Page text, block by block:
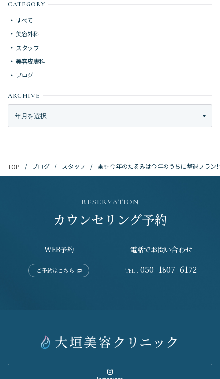
CATEGORY
すべて
美容外科
スタッフ
美容皮膚科
ブログ
ARCHIVE
TOP ブログ スタッフ 🎄✨ 今年のたるみは今年のうちに撃退プラン！
RESERVATION
カウンセリング予約
WEB予約
ご予約はこちら
電話でお問い合わせ
TEL． 050−1807−6172